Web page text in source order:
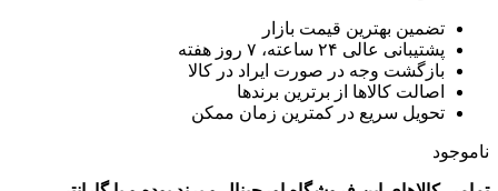
بهترین قیمت بازار
عالی ۲۴ ساعته، ۷ روز هفته
وجه در صورت ایراد در کالا
کالاها از برترین برندها
سریع در کمترین زمان ممکن